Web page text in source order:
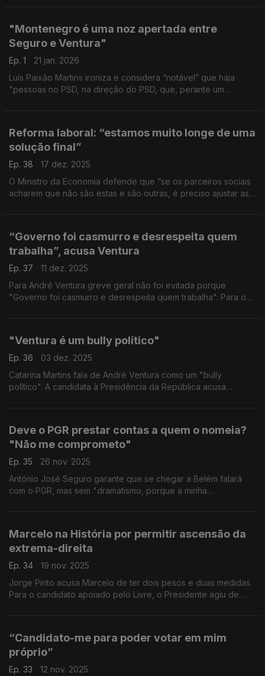
"Montenegro é uma noz apertada entre
Seguro e Ventura"
Ep. 1
21 jan. 2026
Luís Paixão Martins ironiza e considera “notável” que haja
"pessoas no PSD, na direção do PSD, que, perante um
Reforma laboral: “estamos muito longe de uma
solução final”
Ep. 38
17 dez. 2025
O Ministro da Economia defende que “se os parceiros sociais
acharem que não são estas e são outras, é preciso ajustar as
“Governo foi casmurro e desrespeita quem
trabalha”, acusa Ventura
Ep. 37
11 dez. 2025
Para André Ventura greve geral não foi evitada porque
"Governo foi casmurro e desrespeita quem trabalha". Para o
"Ventura é um bully político"
Ep. 36
03 dez. 2025
Catarina Martins fala de André Ventura como um "bully
político". A candidata à Presidência da República acusa
Deve o PGR prestar contas a quem o nomeia?
"Não me comprometo"
Ep. 35
26 nov. 2025
António José Seguro garante que se chegar a Belém falará
com o PGR, mas sem "dramatismo, porque a minha
Marcelo na História por permitir ascensão da
extrema-direita
Ep. 34
19 nov. 2025
Jorge Pinto acusa Marcelo de ter dois pesos e duas medidas.
Para o candidato apoiado pelo Livre, o Presidente agiu de
“Candidato-me para poder votar em mim
próprio”
Ep. 33
12 nov. 2025